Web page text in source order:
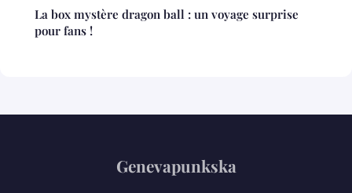
La box mystère dragon ball : un voyage surprise
pour fans !
Genevapunkska